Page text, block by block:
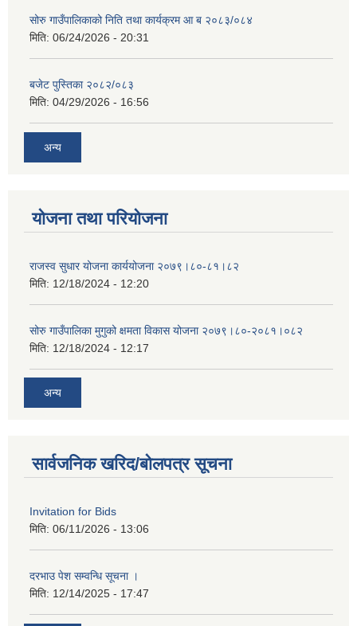
सोरु गाउँपालिकाको निति तथा कार्यक्रम आ ब २०८३/०८४
मिति: 06/24/2026 - 20:31
बजेट पुस्तिका २०८२/०८३
मिति: 04/29/2026 - 16:56
अन्य
योजना तथा परियोजना
राजस्व सुधार योजना कार्ययोजना २०७९।८०-८१।८२
मिति: 12/18/2024 - 12:20
सोरु गाउँपालिका मुगुको क्षमता विकास योजना २०७९।८०-२०८१।०८२
मिति: 12/18/2024 - 12:17
अन्य
सार्वजनिक खरिद/बोलपत्र सूचना
Invitation for Bids
मिति: 06/11/2026 - 13:06
दरभाउ पेश सम्वन्धि सूचना ।
मिति: 12/14/2025 - 17:47